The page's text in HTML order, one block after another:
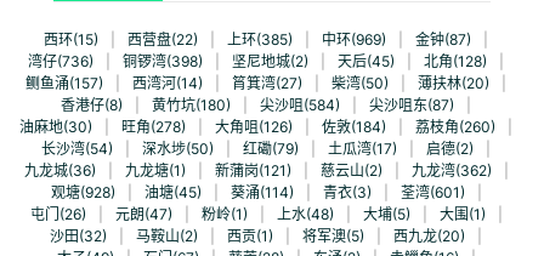
西环(15) 西营盘(22) 上环(385) 中环(969) 金钟(87)
湾仔(736)
铜锣湾(398) 坚尼地城(2) 天后(45) 北角(128)
鲗鱼涌(157)
西湾河(14) 筲箕湾(27) 柴湾(50) 薄扶林(20)
香港仔(8)
黄竹坑(180) 尖沙咀(584) 尖沙咀东(87)
油麻地(30)
旺角(278) 大角咀(126) 佐敦(184) 荔枝角(260)
长沙湾(54)
深水埗(50) 红磡(79) 土瓜湾(17) 启德(2)
九龙城(36)
九龙塘(1) 新蒲岗(121) 慈云山(2) 九龙湾(362)
观塘(928)
油塘(45) 葵涌(114) 青衣(3) 荃湾(601)
屯门(26)
元朗(47) 粉岭(1) 上水(48) 大埔(5) 大围(1)
沙田(32)
马鞍山(2) 西贡(1) 将军澳(5) 西九龙(20)